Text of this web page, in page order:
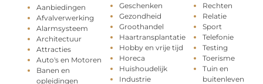
Aanbiedingen
Afvalverwerking
Alarmsysteem
Architectuur
Attracties
Auto's en Motoren
Banen en
opleidingen
Geschenken
Gezondheid
Groothandel
Haartransplantatie
Hobby en vrije tijd
Horeca
Huishoudelijk
Industrie
Rechten
Relatie
Sport
Telefonie
Testing
Toerisme
Tuin en
buitenleven